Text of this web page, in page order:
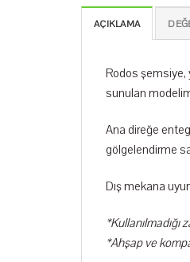
AÇIKLAMA
Rodos şemsiye,
sunulan
Ana direğe
gölgelendirme
Dış mekana
*Ahşap ve